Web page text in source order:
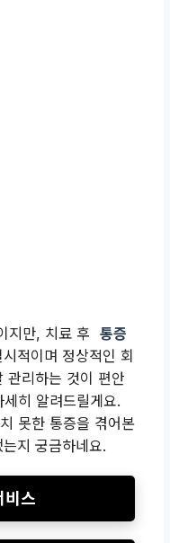
지만, 치료 후
통증
적이며 정상적인 회
관리하는 것이 편안
히 알려드릴게요.
못한 통증을 겪어본
지 궁금하네요.
비스